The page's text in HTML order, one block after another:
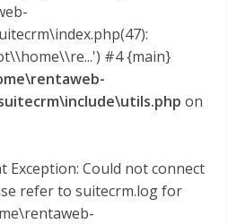
#4 {main}
on
Exception: Could not connect
refer to suitecrm.log for